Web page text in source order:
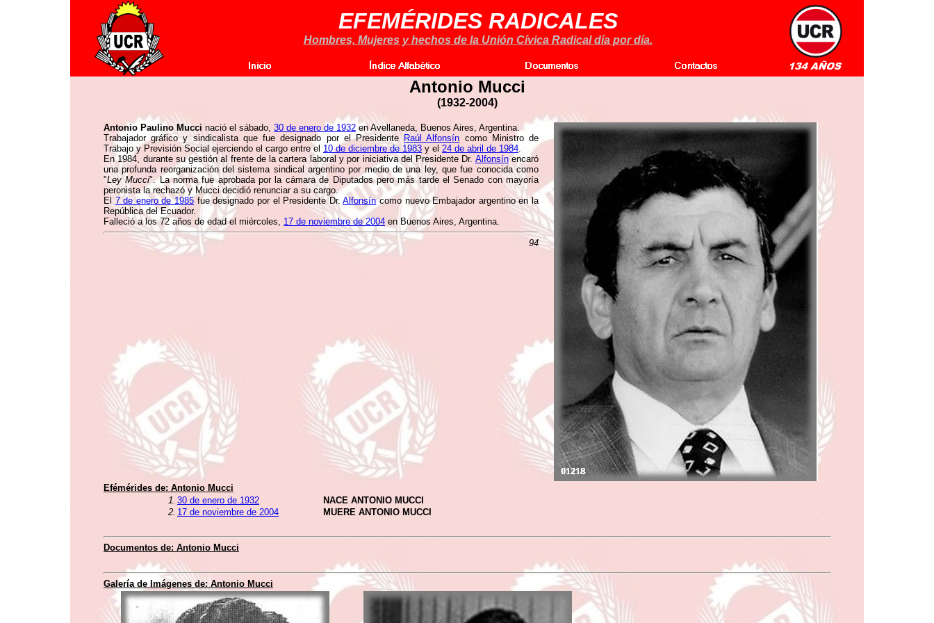
EFEMÉRIDES RADICALES
Hombres, Mujeres y hechos de la Unión Cívica Radical día por día.
Antonio Mucci
(1932-2004)
Antonio Paulino Mucci nació el sábado, 30 de enero de 1932 en Avellaneda, Buenos Aires, Argentina.
Trabajador gráfico y sindicalista que fue designado por el Presidente Raúl Alfonsín como Ministro de
Trabajo y Previsión Social ejerciendo el cargo entre el 10 de diciembre de 1983 y el 24 de abril de 1984.
En 1984, durante su gestión al frente de la cartera laboral y por iniciativa del Presidente Dr. Alfonsínencaró
una profunda reorganización del sistema sindical argentino por medio de una ley, que fue conocida como
"Ley Mucci". La norma fue aprobada por la cámara de Diputados pero más tarde el Senado con mayoría
peronista la rechazó y Mucci decidió renunciar a su cargo.
El7 de enero de 1985 fue designado por el Presidente Dr.Alfonsíncomo nuevo Embajador argentino en la
República del Ecuador.
Falleció a los 72 años de edad el miércoles, 17 de noviembre de 2004 en Buenos Aires, Argentina.
94
Efémérides de: Antonio Mucci
1. 30 de enero de 1932
NACE ANTONIO MUCCI
2. 17 de noviembre de 2004 MUERE ANTONIO MUCCI
Documentos de: Antonio Mucci
Galería de Imágenes de: Antonio Mucci